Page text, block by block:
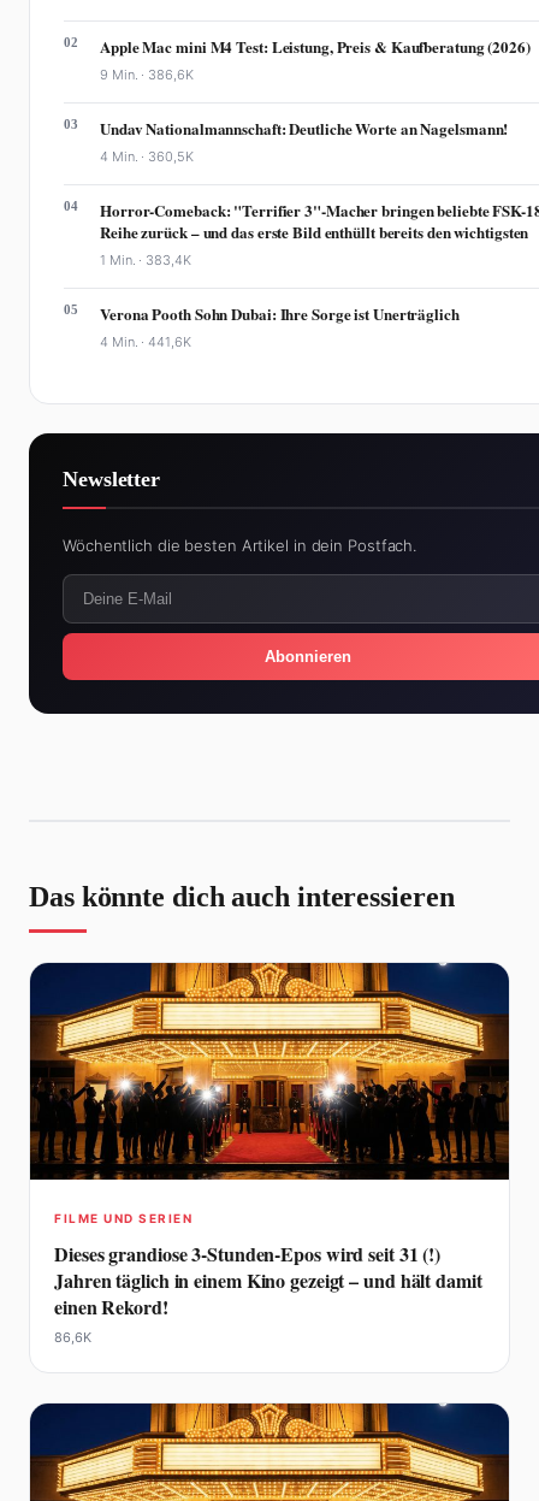
02 Apple Mac mini M4 Test: Leistung, Preis & Kaufberatung (2026)
9 Min. · 386,6K
03 Undav Nationalmannschaft: Deutliche Worte an Nagelsmann!
4 Min. · 360,5K
04
Horror-Comeback: "Terrifier 3"-Macher bringen beliebte FSK-
Reihe zurück – und das erste Bild enthüllt bereits den wichtigsten
1 Min. · 383,4K
05 Verona Pooth Sohn Dubai: Ihre Sorge ist Unerträglich
4 Min. ·441,6K
Newsletter
Wöchentlich die besten Artikel in dein Postfach.
Abonnieren
Das könnte dich auch interessieren
FILME UND SERIEN
Dieses grandiose 3-Stunden-Epos wird seit 31 (!)
Jahren täglich in einem Kino gezeigt – und hält damit
einen Rekord!
86,6K